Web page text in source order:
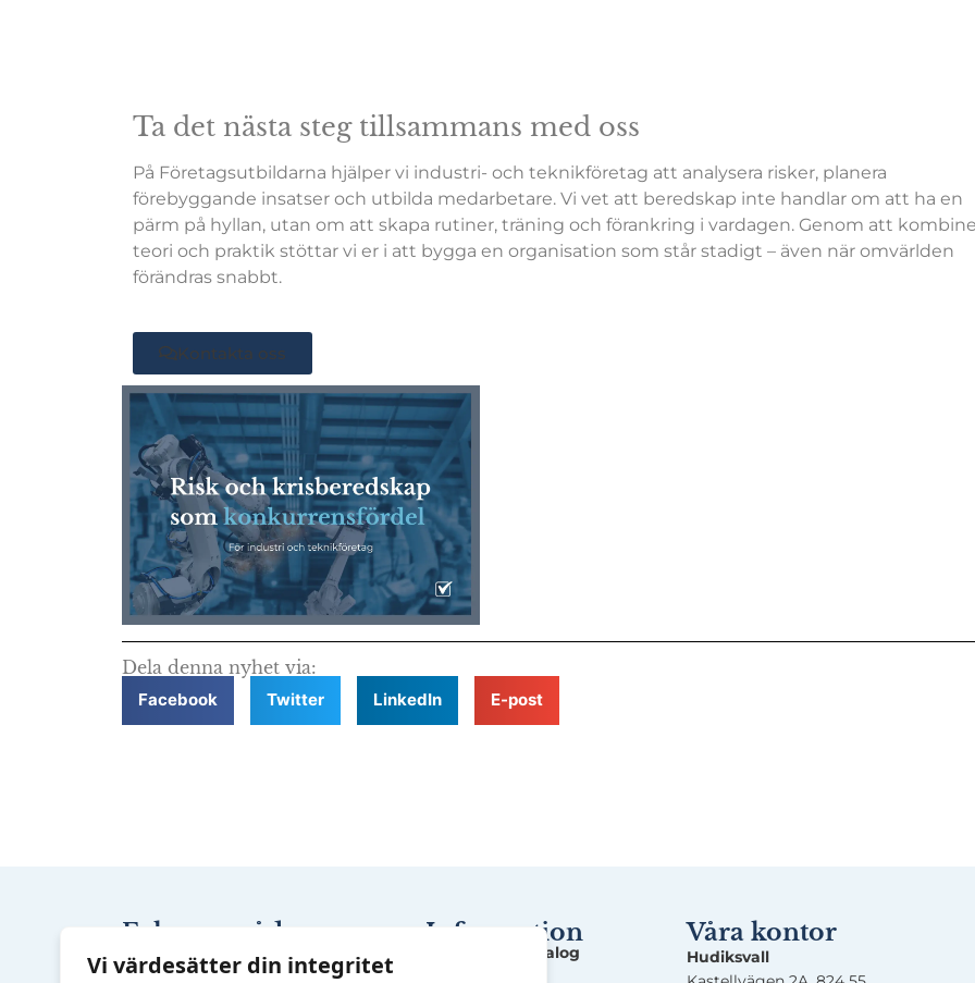
Ta det nästa steg tillsammans med oss
På Företagsutbildarna hjälper vi industri- och teknikföretag att analysera risker, planera
förebyggande insatser och utbilda medarbetare. Vi vet att beredskap inte handlar om att ha en
pärm på hyllan, utan om att skapa rutiner, träning och förankring i vardagen. Genom att
teori och praktik stöttar vi er i att bygga en organisation som står stadigt – även när omvärlden
förändras snabbt.
Kontakta oss
Dela denna nyhet via:
Facebook Twitter LinkedIn E-post
Fokusområden
Arbetsmiljö
Information
Utbildningskatalog
Våra kontor
Hudiksvall
Vi värdesätter din integritet